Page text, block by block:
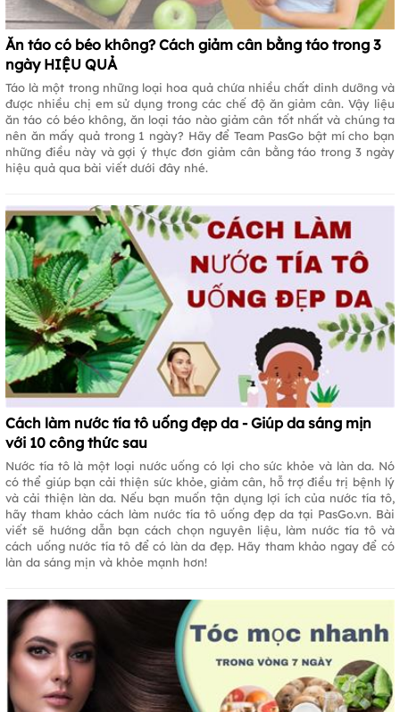
Ăn táo có béo không? Cách giảm cân bằng táo trong 3
ngày HIỆU QUẢ
Táo là một trong những loại hoa quả chứa nhiều chất dinh dưỡng và
được nhiều chị em sử dụng trong các chế độ ăn giảm cân. Vậy liệu
ăn táo có béo không, ăn loại táo nào giảm cân tốt nhất và chúng ta
nên ăn mấy quả trong 1 ngày? Hãy để Team PasGo bật mí cho bạn
những điều này và gợi ý thực đơn giảm cân bằng táo trong 3 ngày
hiệu quả qua bài viết dưới đây nhé.
Cách làm nước tía tô uống đẹp da - Giúp da sáng mịn
với 10 công thức sau
Nước tía tô là một loại nước uống có lợi cho sức khỏe và làn da. Nó
có thể giúp bạn cải thiện sức khỏe, giảm cân, hỗ trợ điều trị bệnh lý
và cải thiện làn da. Nếu bạn muốn tận dụng lợi ích của nước tía tô,
hãy tham khảo cách làm nước tía tô uống đẹp da tại PasGo.vn. Bài
viết sẽ hướng dẫn bạn cách chọn nguyên liệu, làm nước tía tô và
cách uống nước tía tô để có làn da đẹp. Hãy tham khảo ngay để có
làn da sáng mịn và khỏe mạnh hơn!